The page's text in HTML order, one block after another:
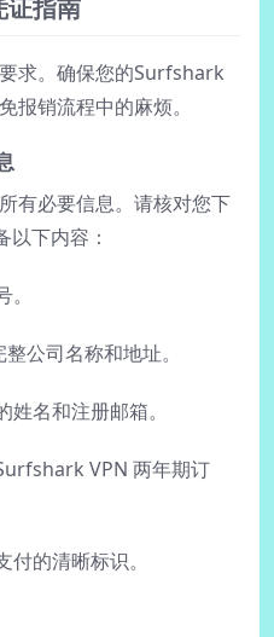
证指南
求。确保您的Surfshark
报销流程中的麻烦。
有必要信息。请核对您下
下内容：
公司名称和地址。
名和注册邮箱。
VPN 两年期订
的清晰标识。